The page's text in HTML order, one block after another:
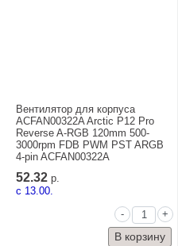
Вентилятор для корпуса
ACFAN00322A Arctic P12 Pro
Reverse A-RGB 120mm 500-
3000rpm FDB PWM PST ARGB
4-pin ACFAN00322A
52.32 р.
c 13.00.
-
+